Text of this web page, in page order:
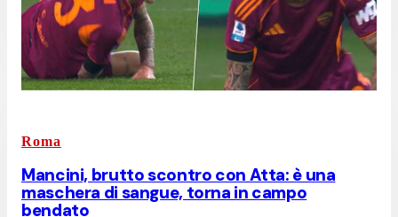
Roma
Mancini, brutto scontro con Atta: è una
maschera di sangue, torna in campo
bendato